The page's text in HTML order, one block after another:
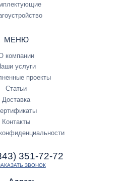
МЕНЮ
компании
услуги
проекты
Статьи
Доставка
Контакты
351-72-72
ЗВОНОК